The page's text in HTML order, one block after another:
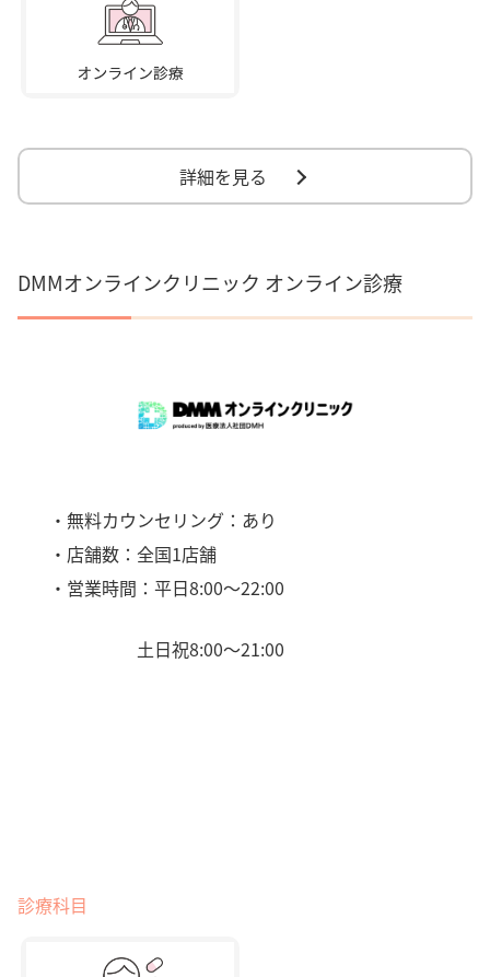
詳細を見る
DMMオンラインクリニック オンライン診療
・無料カウンセリング：あり
・店舗数：全国1店舗
・営業時間：平日8:00〜22:00
土日祝8:00〜21:00
診療科目